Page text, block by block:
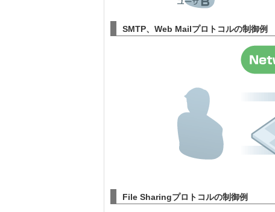
SMTP、Web Mailプロトコルの制御例
File Sharingプロトコルの制御例